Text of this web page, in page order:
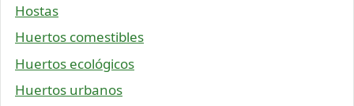
Hostas
Huertos comestibles
Huertos ecológicos
Huertos urbanos